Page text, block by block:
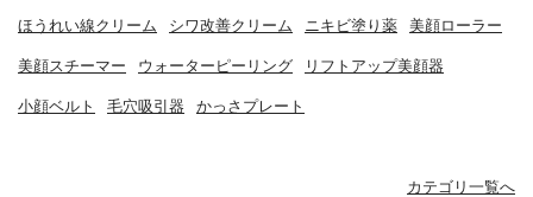
ほうれい線クリーム シワ改善クリーム ニキビ塗り薬 美顔ローラー
美顔スチーマー ウォーターピーリング リフトアップ美顔器
小顔ベルト 毛穴吸引器 かっさプレート
カテゴリ一覧へ